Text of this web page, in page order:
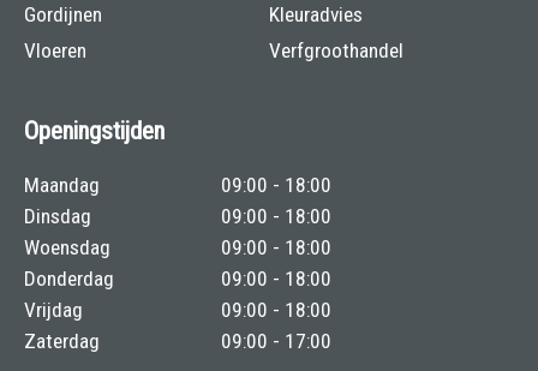
Gordijnen
Vloeren
Kleuradvies
Verfgroothandel
Openingstijden
Maandag
09:00 - 18:00
Dinsdag
09:00 - 18:00
Woensdag
09:00 - 18:00
Donderdag
09:00 - 18:00
Vrijdag
09:00 - 18:00
Zaterdag
09:00 - 17:00